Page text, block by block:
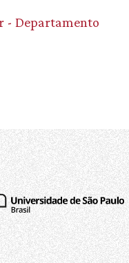
- Departamento